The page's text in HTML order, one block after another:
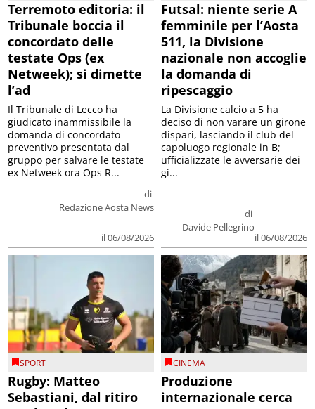
Terremoto editoria: il
Tribunale boccia il
concordato delle
testate Ops (ex
Netweek); si dimette
l’ad
di
Redazione Aosta News
il 06/08/2026
Il Tribunale di Lecco ha
giudicato inammissibile la
domanda di concordato
preventivo presentata dal
gruppo per salvare le testate
ex Netweek ora Ops R...
Futsal: niente serie A
femminile per l’Aosta
511, la Divisione
nazionale non accoglie
la domanda di
ripescaggio
di
Davide Pellegrino
il 06/08/2026
La Divisione calcio a 5 ha
deciso di non varare un girone
dispari, lasciando il club del
capoluogo regionale in B;
ufficializzate le avversarie dei
gi...
SPORT
Rugby: Matteo
Sebastiani, dal ritiro
CINEMA
Produzione
internazionale cerca